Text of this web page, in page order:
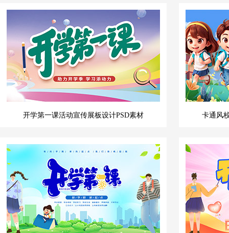
开学第一课活动宣传展板设计PSD素材 卡通风